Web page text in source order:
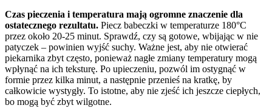
Czas pieczenia i temperatura mają ogromne znaczenie dla
ostatecznego rezultatu. Piecz babeczki w temperaturze 180°C
przez około 20-25 minut. Sprawdź, czy są gotowe, wbijając w nie
patyczek – powinien wyjść suchy. Ważne jest, aby nie otwierać
piekarnika zbyt często, ponieważ nagłe zmiany temperatury mogą
wpłynąć na ich teksturę. Po upieczeniu, pozwól im ostygnąć w
formie przez kilka minut, a następnie przenieś na kratkę, by
całkowicie wystygły. To istotne, aby nie zjeść ich jeszcze ciepłych,
bo mogą być zbyt wilgotne.